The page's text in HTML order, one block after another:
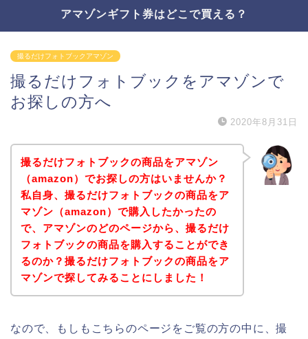
アマゾンギフト券はどこで買える？
撮るだけフォトブックアマゾン
撮るだけフォトブックをアマゾンで
お探しの方へ
2020年8月31日
撮るだけフォトブックの商品をアマゾン
（amazon）でお探しの方はいませんか？
私自身、撮るだけフォトブックの商品をア
マゾン（amazon）で購入したかったの
で、アマゾンのどのページから、撮るだけ
フォトブックの商品を購入することができ
るのか？撮るだけフォトブックの商品をア
マゾンで探してみることにしました！
なので、もしもこちらのページをご覧の方の中に、撮